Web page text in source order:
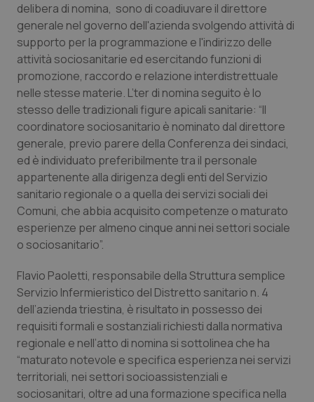
Lombardia
Marche
Molise
Piemonte
Provincia Autonoma di Bolzano
Provincia Autonoma di Trento
Puglia
Sicilia
Toscana
Umbria
Dolore
Donna & Salute
Epatiti
HIV
Infezioni & Febbre
Ipertensione & Scompenso
Malattie rare
Neuroscienze & patologie neurodegenerative
Obesità
Oftalmologia
delibera di nomina, sono di coadiuvare il direttore
generale nel governo dell'azienda svolgendo attività di
supporto per la programmazione e l'indirizzo delle
attività sociosanitarie ed esercitando funzioni di
promozione, raccordo e relazione interdistrettuale
nelle stesse materie. L’ter di nomina seguito è lo
stesso delle tradizionali figure apicali sanitarie: “Il
coordinatore sociosanitario è nominato dal direttore
generale, previo parere della Conferenza dei sindaci,
ed è individuato preferibilmente tra il personale
appartenente alla dirigenza degli enti del Servizio
sanitario regionale o a quella dei servizi sociali dei
Comuni, che abbia acquisito competenze o maturato
esperienze per almeno cinque anni nei settori sociale
o sociosanitario”.
Flavio Paoletti, responsabile della Struttura semplice
Servizio Infermieristico del Distretto sanitario n. 4
dell’azienda triestina, è risultato in possesso dei
requisiti formali e sostanziali richiesti dalla normativa
regionale e nell’atto di nomina si sottolinea che ha
“maturato notevole e specifica esperienza nei servizi
territoriali, nei settori socioassistenziali e
sociosanitari, oltre ad una formazione specifica nella